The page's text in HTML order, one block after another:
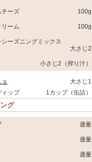
チーズ 100g
リーム 100g
シーズニングミックス
大さじ2
小さじ2（搾り汁）
大さじ1
ィップ
1カップ（缶詰）
グ
適量
適量
適量